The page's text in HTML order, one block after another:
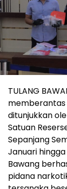
TULANG
ditunjukkan
Satuan
Sepanjang
Januari
Bawang
pidana